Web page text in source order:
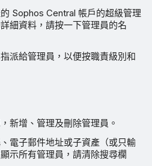
中文（繁體）
Sophos Central 帳戶的超級管理
細資料，請按一下管理員的名
派給管理員，以便按職責級別和
新增、管理及刪除管理員。
電子郵件地址或子資產（或只輸
示所有管理員，請清除搜尋欄